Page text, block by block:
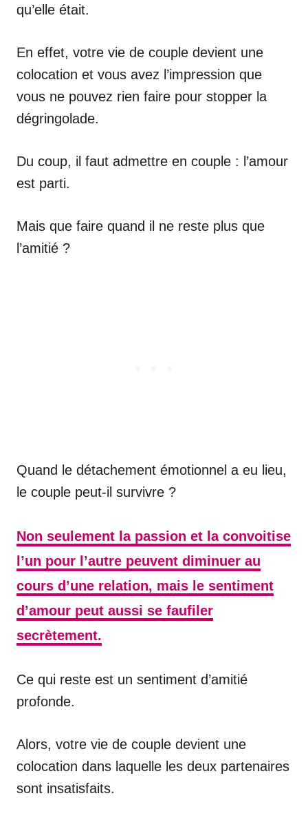
qu’elle était.
En effet, votre vie de couple devient une
colocation et vous avez l’impression que
vous ne pouvez rien faire pour stopper la
dégringolade.
Du coup, il faut admettre en couple : l’amour
est parti.
Mais que faire quand il ne reste plus que
l’amitié ?
Quand le détachement émotionnel a eu lieu,
le couple peut-il survivre ?
Non seulement la passion et la convoitise
l’un pour l’autre peuvent diminuer au
cours d’une relation, mais le sentiment
d’amour peut aussi se faufiler
secrètement.
Ce qui reste est un sentiment d’amitié
profonde.
Alors, votre vie de couple devient une
colocation dans laquelle les deux partenaires
sont insatisfaits.